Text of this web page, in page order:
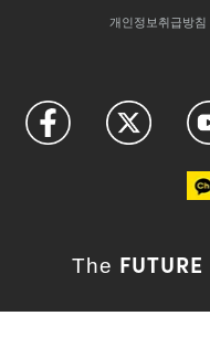
개인정보취급방침
The FUTURE